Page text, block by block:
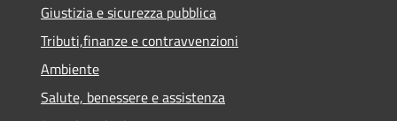
Giustizia e sicurezza pubblica
Tributi,finanze e contravvenzioni
Ambiente
Salute, benessere e assistenza